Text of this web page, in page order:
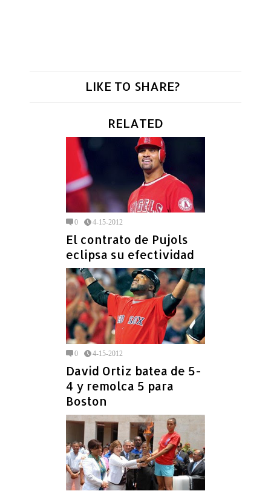
LIKE TO SHARE?
RELATED
0 4-15-2012
El contrato de Pujols
eclipsa su efectividad
0 4-15-2012
David Ortiz batea de 5-
4 y remolca 5 para
Boston